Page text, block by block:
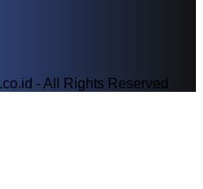
- All Rights Reserved